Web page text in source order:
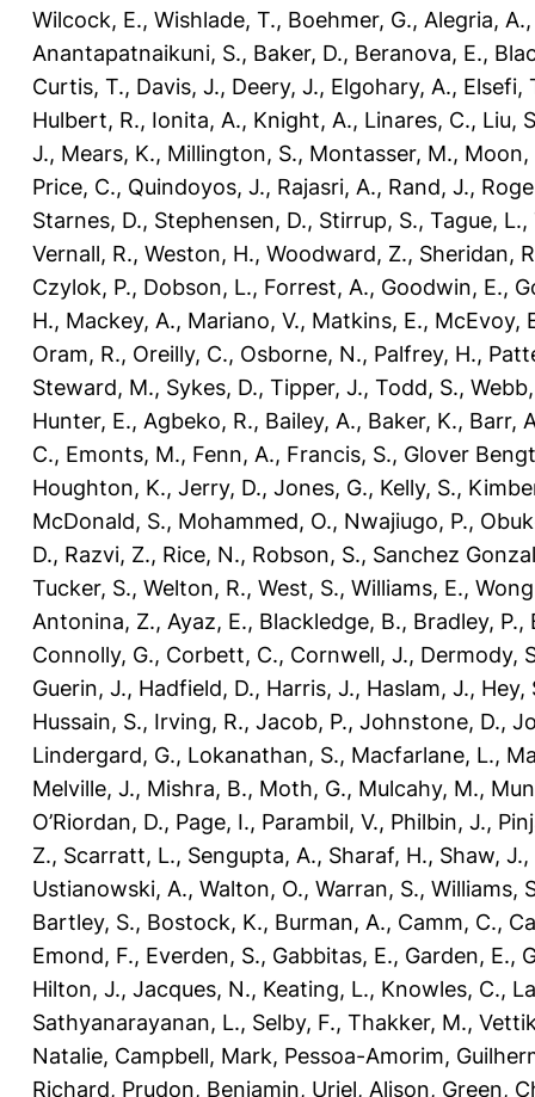
Wilcock, E., Wishlade, T., Boehmer, G., Alegria, A.
Anantapatnaikuni, S., Baker, D., Beranova, E.,
Curtis, T., Davis, J., Deery, J., Elgohary, A., Elsefi,
Hulbert, R., Ionita, A., Knight, A., Linares, C., Liu,
J., Mears, K., Millington, S., Montasser, M., Moon,
Price, C., Quindoyos, J., Rajasri, A., Rand, J.,
Starnes, D., Stephensen, D., Stirrup, S., Tague, L.,
Vernall, R., Weston, H., Woodward, Z., Sheridan,
Czylok, P., Dobson, L., Forrest, A., Goodwin, E.,
H., Mackey, A., Mariano, V., Matkins, E., McEvoy,
Oram, R., Oreilly, C., Osborne, N., Palfrey, H.,
Steward, M., Sykes, D., Tipper, J., Todd, S.,
Hunter, E., Agbeko, R., Bailey, A., Baker, K., Barr,
C., Emonts, M., Fenn, A., Francis, S., Glover
Houghton, K., Jerry, D., Jones, G., Kelly, S.,
McDonald, S., Mohammed, O., Nwajiugo, P.,
D., Razvi, Z., Rice, N., Robson, S., Sanchez
Tucker, S., Welton, R., West, S., Williams, E.,
Antonina, Z., Ayaz, E., Blackledge, B., Bradley, P.,
Connolly, G., Corbett, C., Cornwell, J., Dermody,
Guerin, J., Hadfield, D., Harris, J., Haslam, J., Hey,
Hussain, S., Irving, R., Jacob, P., Johnstone, D.,
Lindergard, G., Lokanathan, S., Macfarlane, L.,
Melville, J., Mishra, B., Moth, G., Mulcahy, M.,
O’Riordan, D., Page, I., Parambil, V., Philbin, J.,
Z., Scarratt, L., Sengupta, A., Sharaf, H., Shaw, J.,
Ustianowski, A., Walton, O., Warran, S., Williams,
Bartley, S., Bostock, K., Burman, A., Camm, C.,
Emond, F., Everden, S., Gabbitas, E., Garden, E.,
Hilton, J., Jacques, N., Keating, L., Knowles, C.,
Sathyanarayanan, L., Selby, F., Thakker, M.,
Natalie, Campbell, Mark, Pessoa-Amorim,
Richard, Prudon, Benjamin, Uriel, Alison, Green,